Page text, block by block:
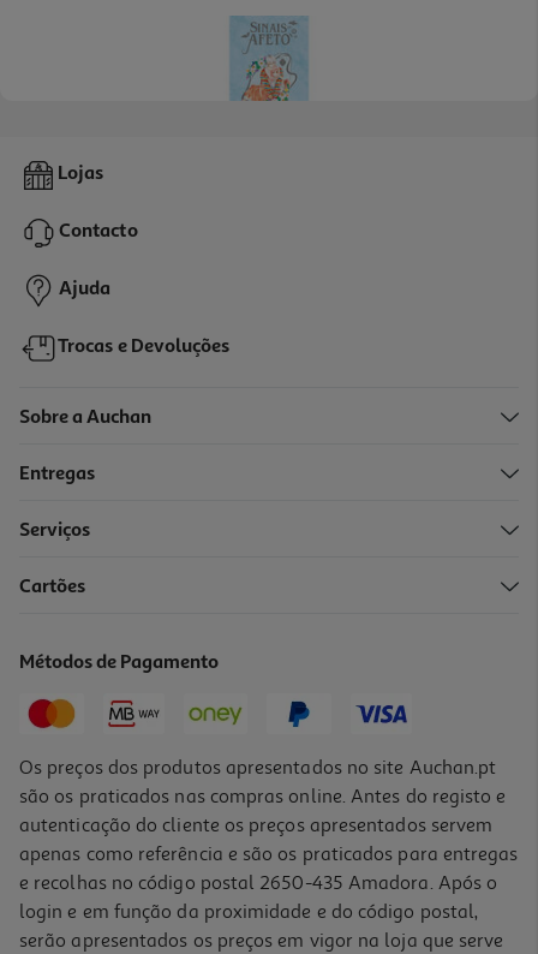
Livro Sinais De Afeto - Livro 7
10,95 € PVP de editor
9,86 €
Lojas
Contacto
Ajuda
Trocas e Devoluções
Sobre a Auchan
Entregas
Serviços
Cartões
Métodos de Pagamento
Os preços dos produtos apresentados no site Auchan.pt
são os praticados nas compras online. Antes do registo e
autenticação do cliente os preços apresentados servem
apenas como referência e são os praticados para entregas
e recolhas no código postal 2650-435 Amadora. Após o
login e em função da proximidade e do código postal,
serão apresentados os preços em vigor na loja que serve